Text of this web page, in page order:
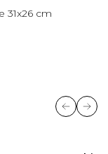
31x26 cm